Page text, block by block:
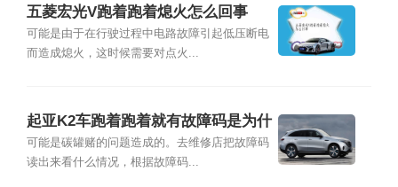
五菱宏光V跑着跑着熄火怎么回事
可能是由于在行驶过程中电路故障引起低压断电
而造成熄火，这时候需要对点火...
起亚K2车跑着跑着就有故障码是为什
么
可能是碳罐赌的问题造成的。去维修店把故障码
读出来看什么情况，根据故障码...